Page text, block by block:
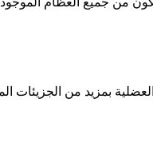
العضلية بمزيد من الجزيئات